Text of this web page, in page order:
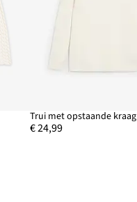
Trui met opstaande kraag
€ 24,99